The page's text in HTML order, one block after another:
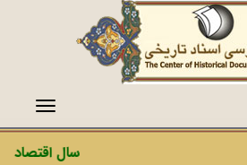
منو
سال اقتصاد